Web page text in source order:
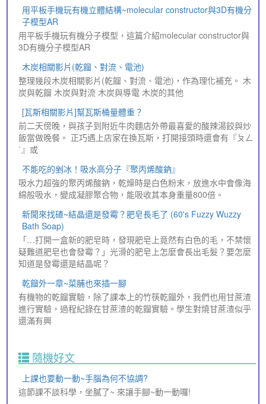
用平板手機玩有機立體結構~molecular constructor與3D有機分
子模型AR
用平板手機玩有機分子模型，這篇介紹molecular constructor與
3D有機分子模型AR
木炭相關影片(乾餾、對流、電池)
整理幾段木炭相關影片(乾餾、對流、電池)，作為理化補充。 木
炭與乾餾 木炭與對流 木炭與導電 木炭的其他
[瓦斯相關影片]幫瓦斯桶量體重？
前二天傍晚，與孩子到附近牛肉麵店外帶最喜愛的酸辣湯餃與炒
飯當做晚餐。 正巧遇上店家在換瓦斯，打開接頭時還會有『ㄆㄥ
ˋ』或
不能吃的剉冰！吸水高分子『聚丙烯酸鈉』
吸水力超強的聚丙烯酸鈉，乾燥時是白色粉末，放進水中會像海
綿般吸水，變成凝膠聚合物，能吸收其本身重量800倍。
新聞來找碴~結晶還是發霉？肥皂長毛了 (60's Fuzzy Wuzzy
Bath Soap)
「…打開一盒新的肥皂時，發現肥皂上竟然有白色的毛，不禁懷
疑難道肥皂也會發霉？」光滑的肥皂上怎麼會長出毛髮？要怎麼
知道是發霉還是結晶呢？
乾餾外一章~菜脯也來插一腳
有機物的乾餾實驗，除了課本上的竹筷乾餾外，我們也用甘蔗渣
進行實驗，過程紀錄在甘蔗渣的乾餾實驗。學生對燒甘蔗渣似乎
還滿有興
隨機好文
上課也要動一動~手腦為何不協調?
這節課不談科學，坐膩了~ 來讓手腳~動一動囉!